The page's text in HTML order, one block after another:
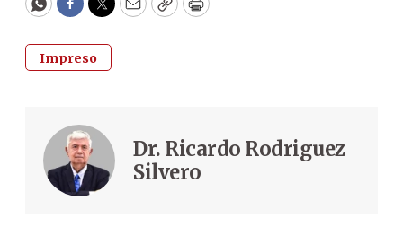
WhatsApp
Facebook
Twitter
EmailCopyPrint
Impreso
Dr. Ricardo Rodriguez
Silvero